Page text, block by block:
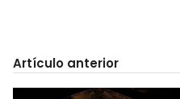
Artículo anterior